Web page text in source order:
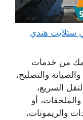
المطلاع 52227330 فني ستلايت هندي
من خدمات
والتصليح،
السريع،
أو
والريموتات،